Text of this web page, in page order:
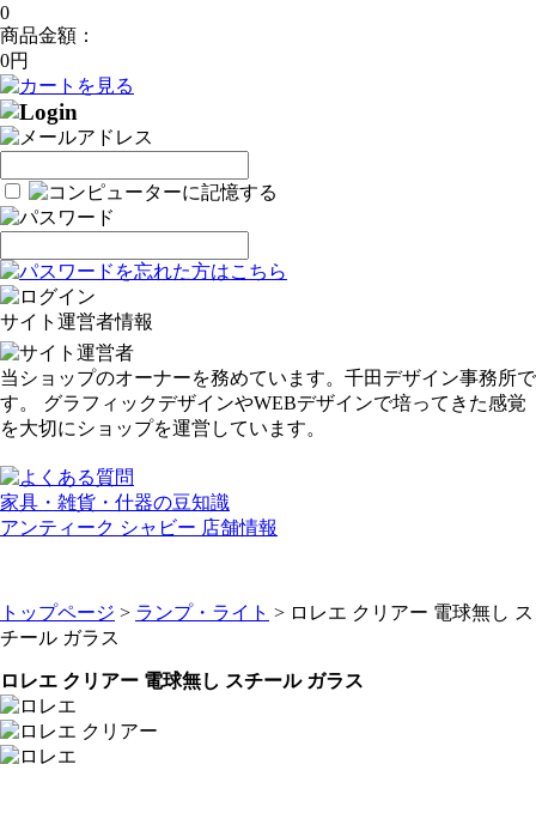
0
商品金額：
0円
サイト運営者情報
当ショップのオーナーを務めています。千田デザイン事務所で
す。 グラフィックデザインやWEBデザインで培ってきた感覚
を大切にショップを運営しています。
家具・雑貨・什器の豆知識
アンティーク シャビー 店舗情報
トップページ > ランプ・ライト > ロレエ クリアー 電球無し ス
チール ガラス
ロレエ クリアー 電球無し スチール ガラス